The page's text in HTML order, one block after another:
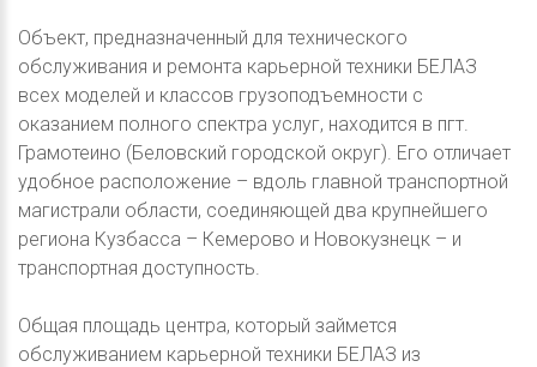
Объект, предназначенный для технического
обслуживания и ремонта карьерной техники БЕЛАЗ
всех моделей и классов грузоподъемности с
оказанием полного спектра услуг, находится в пгт.
Грамотеино (Беловский городской округ). Его отличает
удобное расположение – вдоль главной транспортной
магистрали области, соединяющей два крупнейшего
региона Кузбасса – Кемерово и Новокузнецк – и
транспортная доступность.
Общая площадь центра, который займется
обслуживанием карьерной техники БЕЛАЗ из